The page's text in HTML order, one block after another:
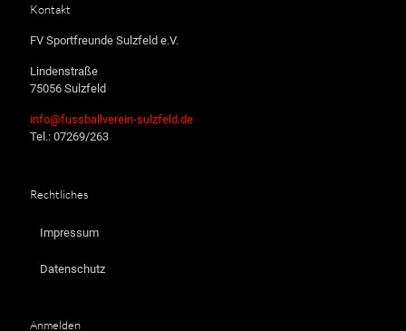
Kontakt
FV Sportfreunde Sulzfeld e.V.
Lindenstraße
75056 Sulzfeld
info@fussballverein-sulzfeld.de
Tel.: 07269/263
Rechtliches
Impressum
Datenschutz
Anmelden